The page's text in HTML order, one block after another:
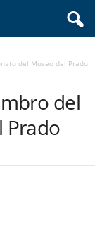
del Museo del Prado
del
Prado